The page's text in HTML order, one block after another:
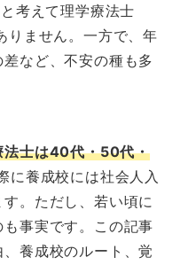
考えて理学療法士
りません。一方で、年
など、不安の種も多
法士は40代・50代・
に養成校には社会人入
。ただし、若い頃に
事実です。この記事
養成校のルート、覚